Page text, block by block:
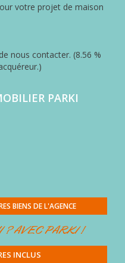
votre projet de maison
nous contacter. (8.56 %
PARKI
BIENS DE L'AGENCE
? AVEC PARKI !
INCLUS